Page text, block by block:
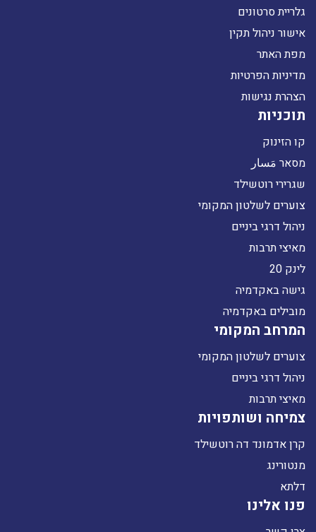
גלריית סרטונים
אישור ניהול תקין
מפת האתר
מדיניות הפרטיות
הצהרת נגישות
תוכניות
קו הזינוק
מסאר مَسار
שגרירי רוטשילד
צוערים לשלטון המקומי
ניהול דרגי ביניים
מאיצי תרבות
לינק 20
גישה באקדמיה
מובילים באקדמיה
המרחב המקומי
צוערים לשלטון המקומי
ניהול דרגי ביניים
מאיצי תרבות
צמיחה ושותפויות
קרן אדמונד דה רוטשילד
מנטורינג
דלתא
פנו אלינו